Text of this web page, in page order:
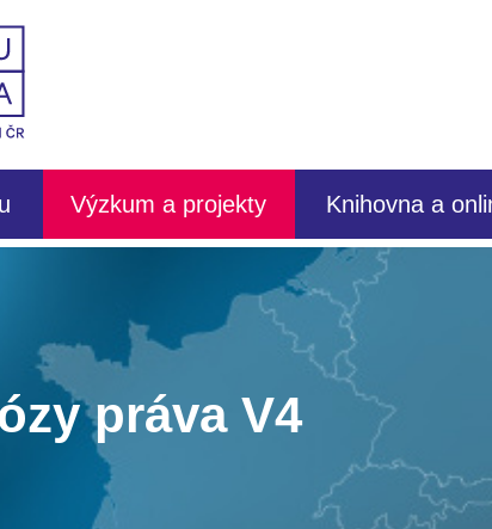
Výzkum a projekty Knihovna a
práva V4